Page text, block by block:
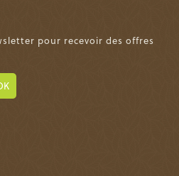
pour recevoir des offres